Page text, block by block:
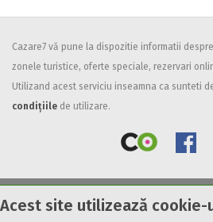
Acest site utilizează cookie-
Facilități
Internet wireless
All inclusive
Pensiune completa
Cazare7 vă pune la dispozitie informatii
zonele turistice, oferte speciale, rezervari
Utilizand acest serviciu inseamna ca sunteti
condițiile de utilizare.
© 2026 Cazare7. Toate